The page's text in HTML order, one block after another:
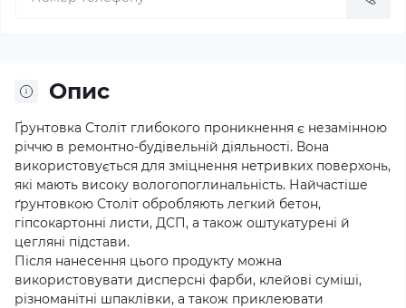
Опис
Ґрунтовка Століт глибокого проникнення є незамінною
річчю в ремонтно-будівельній діяльності. Вона
використовується для зміцнення нетривких поверхонь,
які мають високу вологопоглинальність. Найчастіше
ґрунтовкою Століт обробляють легкий бетон,
гіпсокартонні листи, ДСП, а також оштукатурені й
цегляні підстави.
Після нанесення цього продукту можна
використовувати дисперсні фарби, клейові суміші,
різноманітні шпаклівки, а також приклеювати